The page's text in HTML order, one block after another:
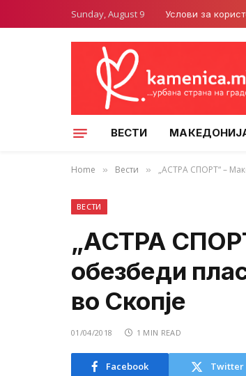
Sunday, August 9 Услови за
ВЕСТИ
Home » Вести » „АСТРА СПОРТ“ –
ВЕСТИ
„АСТРА
обезбеди
во Скопје
01/04/2018 1 MIN READ
Facebook Twitter